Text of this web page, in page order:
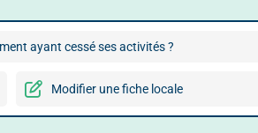
ayant cessé ses activités ?
Modifier une fiche locale